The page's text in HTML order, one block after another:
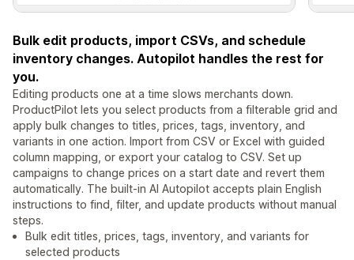
Bulk edit products, import CSVs, and schedule
inventory changes. Autopilot handles the rest for
you.
Editing products one at a time slows merchants down.
ProductPilot lets you select products from a filterable grid and
apply bulk changes to titles, prices, tags, inventory, and
variants in one action. Import from CSV or Excel with guided
column mapping, or export your catalog to CSV. Set up
campaigns to change prices on a start date and revert them
automatically. The built-in AI Autopilot accepts plain English
instructions to find, filter, and update products without manual
steps.
Bulk edit titles, prices, tags, inventory, and variants for
selected products